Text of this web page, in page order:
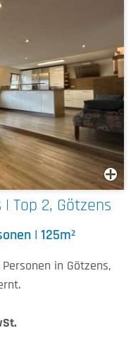
Top 2, Götzens
| 125m²
in Götzens,